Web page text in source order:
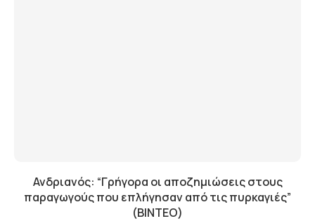
Ανδριανός: “Γρήγορα οι αποζημιώσεις στους
παραγωγούς που επλήγησαν από τις πυρκαγιές”
(BINTEO)